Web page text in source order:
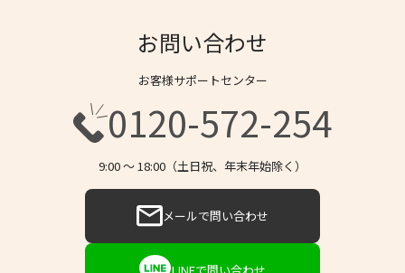
お問い合わせ
お客様サポートセンター
0120-572-254
9:00 〜 18:00（土日祝、年末年始除く）
メールで問い合わせ